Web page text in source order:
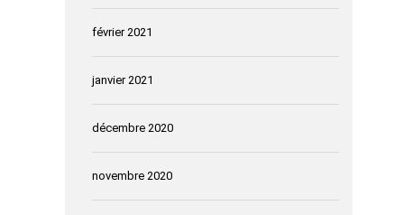
février 2021
janvier 2021
décembre 2020
novembre 2020